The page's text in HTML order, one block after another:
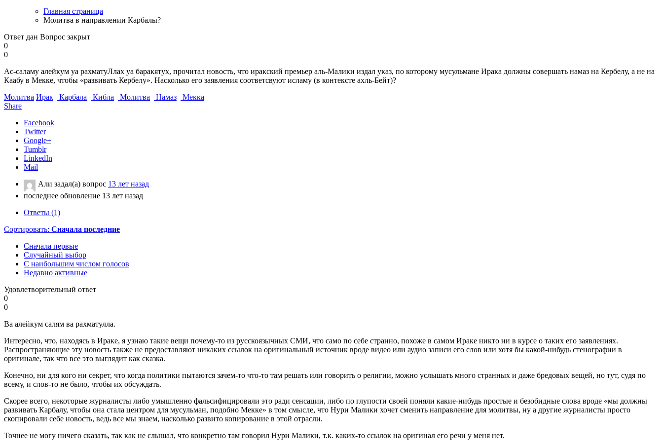
Главная страница
Молитва в направлении Карбалы?
Ответ дан Вопрос закрыт
0
0
Ас-саламу алейкум уа рахматуЛлах уа баракятух, прочитал новость, что иракский премьер аль-Малики издал указ, по которому мусульмане Ирака должны совершать намаз на Кербелу, а не на
Каабу в Мекке, чтобы «развивать Кербелу». Насколько его заявления соответсвуют исламу (в контексте ахль-Бейт)?
Молитва Ирак Карбала Кибла Молитва Намаз
Мекка
Share
Facebook
Twitter
Google+
Tumblr
LinkedIn
Mail
Али задал(а) вопрос 13 лет назад
последнее обновление 13 лет назад
Ответы (1)
Сортировать: Сначала последние
Сначала первые
Случайный выбор
С наибольшим числом голосов
Недавно активные
Удовлетворительный ответ
0
0
Ва алейкум салям ва рахматулла.
Интересно, что, находясь в Ираке, я узнаю такие вещи почему-то из русскоязычных СМИ, что само по себе странно, похоже в самом Ираке никто ни в курсе о таких его заявлениях.
Распространяющие эту новость также не предоставляют никаких ссылок на оригинальный источник вроде видео или аудио записи его слов или хотя бы какой-нибудь стенографии в
оригинале, так что все это выглядит как сказка.
Конечно, ни для кого ни секрет, что когда политики пытаются зачем-то что-то там решать или говорить о религии, можно услышать много странных и даже бредовых вещей, но тут, судя по
всему, и слов-то не было, чтобы их обсуждать.
Скорее всего, некоторые журналисты либо умышленно фальсифицировали это ради сенсации, либо по глупости своей поняли какие-нибудь простые и безобидные слова вроде «мы должны
развивать Карбалу, чтобы она стала центром для мусульман, подобно Мекке» в том смысле, что Нури Малики хочет сменить направление для молитвы, ну а другие журналисты просто
скопировали себе новость, ведь все мы знаем, насколько развито копирование в этой отрасли.
Точнее не могу ничего сказать, так как не слышал, что конкретно там говорил Нури Малики, т.к. каких-то ссылок на оригинал его речи у меня нет.